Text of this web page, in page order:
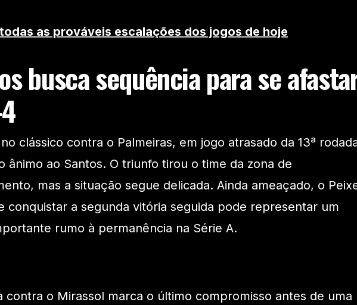
as prováveis escalações dos jogos de hoje
busca sequência para se
clássico contra o Palmeiras, em jogo atrasado da 13ª
ânimo ao Santos. O triunfo tirou o time da zona de
mas a situação segue delicada. Ainda ameaçado, o
conquistar a segunda vitória seguida pode representar um
rumo à permanência na Série A.
contra o Mirassol marca o último compromisso antes de uma